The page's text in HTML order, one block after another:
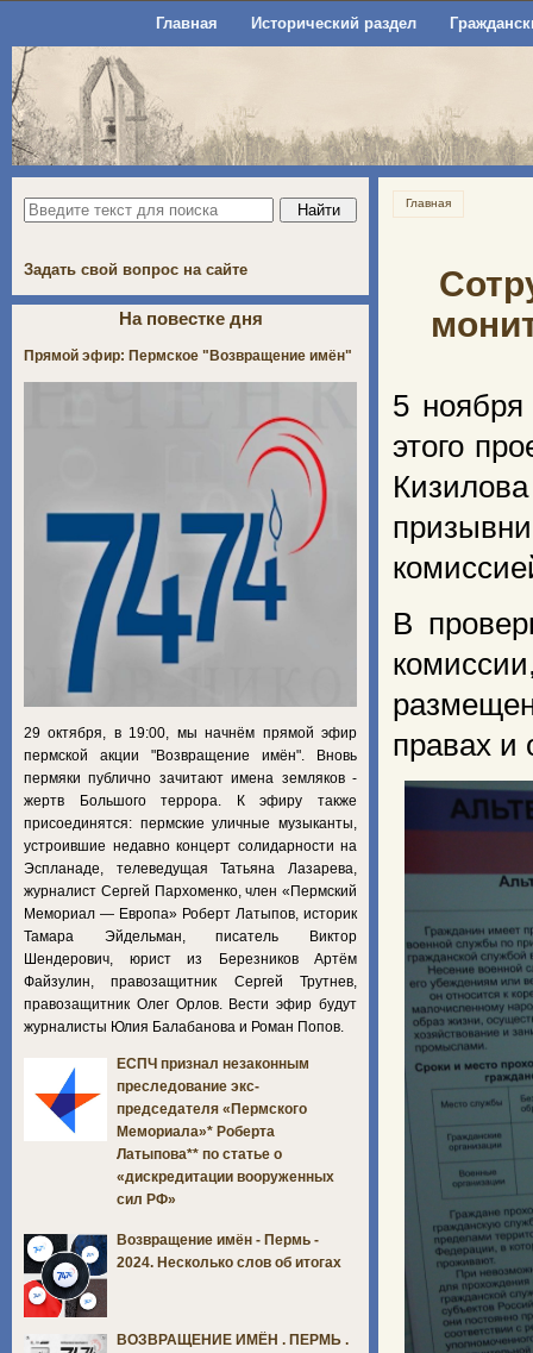
Главная Исторический раздел
Главная
5 ноября
этого
В
правах и
Задать свой вопрос на сайте
На повестке дня
Прямой эфир: Пермское "Возвращение имён"
29 октября, в 19:00, мы начнём прямой эфир
пермской акции "Возвращение имён". Вновь
пермяки публично зачитают имена земляков -
жертв Большого террора. К эфиру также
присоединятся: пермские уличные музыканты,
устроившие недавно концерт солидарности на
Эспланаде, телеведущая Татьяна Лазарева,
журналист Сергей Пархоменко, член «Пермский
Мемориал — Европа» Роберт Латыпов, историк
Тамара Эйдельман, писатель Виктор
Шендерович, юрист из Березников Артём
Файзулин, правозащитник Сергей Трутнев,
правозащитник Олег Орлов. Вести эфир будут
журналисты Юлия Балабанова и Роман Попов.
ЕСПЧ признал незаконным
преследование экс-
председателя «Пермского
Мемориала»* Роберта
Латыпова** по статье о
«дискредитации вооруженных
сил РФ»
Возвращение имён - Пермь -
2024. Несколько слов об итогах
ВОЗВРАЩЕНИЕ ИМЁН . ПЕРМЬ .